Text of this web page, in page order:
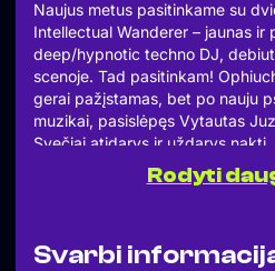
Naujus metus pasitinkame su
Intellectual Wanderer – jaunas ir
deep/hypnotic techno DJ,
scenoje. Tad pasitinkam!
gerai pažįstamas, bet po nauju
muzikai, pasislėpęs Vytautas
Svečiai atidarys ir uždarys
Pasimatom sausio 30 d.!
OSIC
Rodyti
Svarbi